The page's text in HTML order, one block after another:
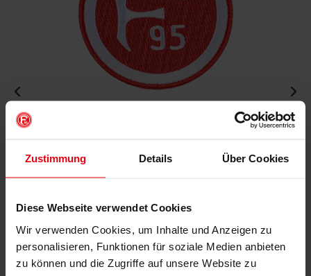
Zustimmung Details Über Cookies
Diese Webseite verwendet Cookies
Wir verwenden Cookies, um Inhalte und Anzeigen zu
personalisieren, Funktionen für soziale Medien anbieten
zu können und die Zugriffe auf unsere Website zu
Mitgliederpreis: € 4,46
IN DEN WARENKORB